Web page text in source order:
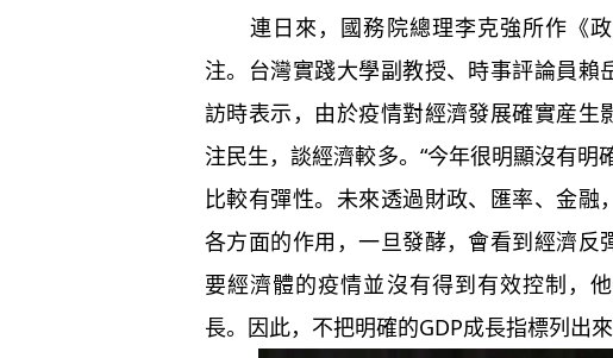
連日來，國務院總理李克強所作《政
注。台灣實踐大學副教授、時事評論員賴
訪時表示，由於疫情對經濟發展確實産生
注民生，談經濟較多。“今年很明顯沒有明
比較有彈性。未來透過財政、匯率、金融
各方面的作用，一旦發酵，會看到經濟反
要經濟體的疫情並沒有得到有效控制，
長。因此，不把明確的GDP成長指標列出